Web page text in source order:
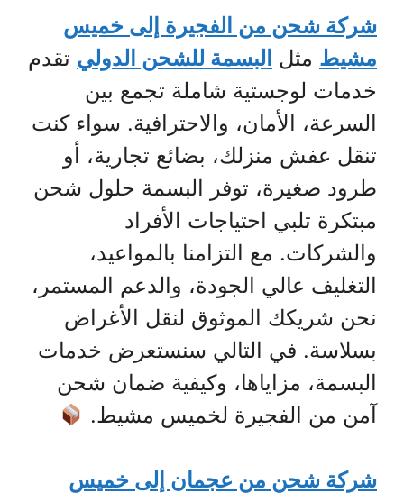
شركة شحن من الفجيرة إلى خميس
مشيط مثل البسمة للشحن الدولي تقدم
خدمات لوجستية شاملة تجمع بين
السرعة، الأمان، والاحترافية. سواء كنت
تنقل عفش منزلك، بضائع تجارية، أو
طرود صغيرة، توفر البسمة حلول شحن
مبتكرة تلبي احتياجات الأفراد
والشركات. مع التزامنا بالمواعيد،
التغليف عالي الجودة، والدعم المستمر،
نحن شريكك الموثوق لنقل الأغراض
بسلاسة. في التالي سنستعرض خدمات
البسمة، مزاياها، وكيفية ضمان شحن
آمن من الفجيرة لخميس مشيط.
شركة شحن من عجمان إلى خميس